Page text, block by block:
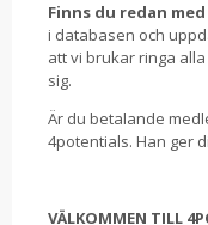
Finns du redan
i databasen och
att vi brukar ringa
sig.
Är du betalande
4potentials. Han ger
VÄLKOMMEN TILL